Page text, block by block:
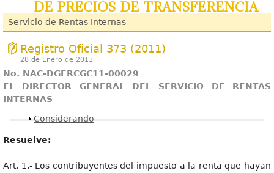
de precios de transferencia
Servicio de Rentas Internas
Registro Oficial 373 (2011)
28 de Enero de 2011
No. NAC-DGERCGC11-00029
EL DIRECTOR GENERAL DEL SERVICIO DE RENTAS
INTERNAS
Mostrar
Considerando
Resuelve:
Art. 1.- Los contribuyentes del impuesto a la renta que hayan